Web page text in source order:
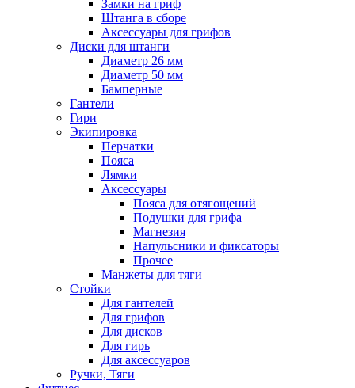
Замки на гриф
Штанга в сборе
Аксессуары для грифов
Диски для штанги
Диаметр 26 мм
Диаметр 50 мм
Бамперные
Гантели
Гири
Экипировка
Перчатки
Пояса
Лямки
Аксессуары
Пояса для отягощений
Подушки для грифа
Магнезия
Напульсники и фиксаторы
Прочее
Манжеты для тяги
Стойки
Для гантелей
Для грифов
Для дисков
Для гирь
Для аксессуаров
Ручки, Тяги